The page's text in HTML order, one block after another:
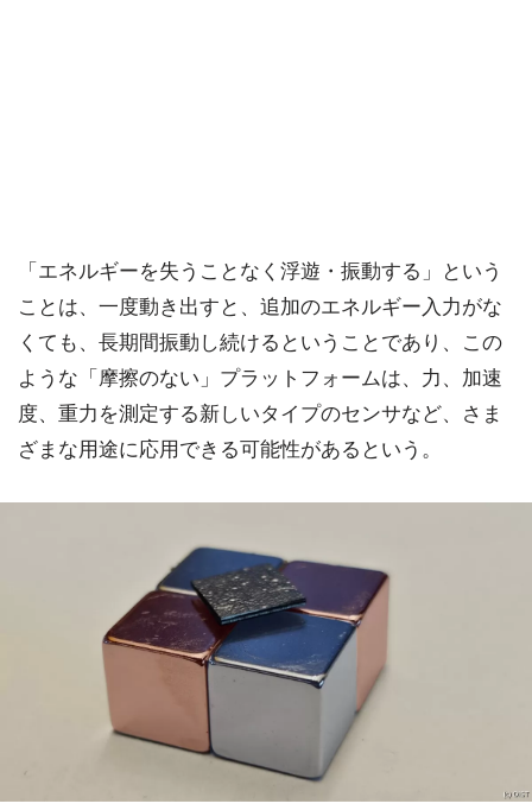
「エネルギーを失うことなく浮遊・振動する」という
ことは、一度動き出すと、追加のエネルギー入力がな
くても、長期間振動し続けるということであり、この
ような「摩擦のない」プラットフォームは、力、加速
度、重力を測定する新しいタイプのセンサなど、さま
ざまな用途に応用できる可能性があるという。